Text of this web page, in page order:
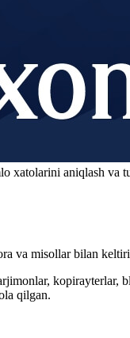
xatolarini aniqlash va
va misollar bilan
qilgan.